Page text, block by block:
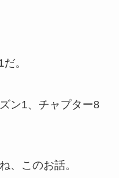
。
ン1、チャプター8
、このお話。